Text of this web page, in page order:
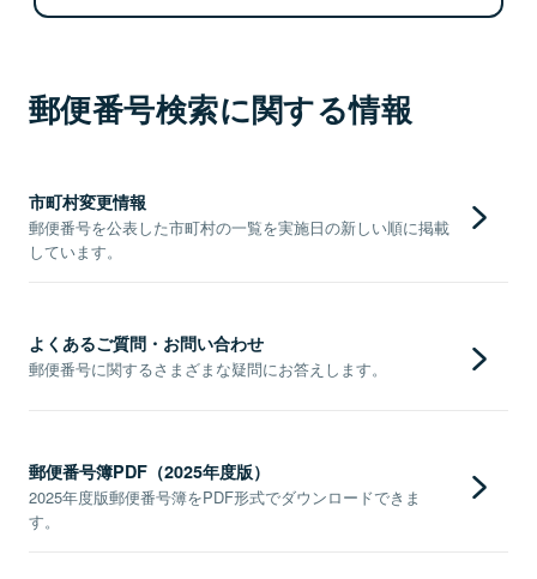
郵便番号検索に関する情報
市町村変更情報
郵便番号を公表した市町村の一覧を実施日の新しい順に掲載
しています。
よくあるご質問・お問い合わせ
郵便番号に関するさまざまな疑問にお答えします。
郵便番号簿PDF（2025年度版）
2025年度版郵便番号簿をPDF形式でダウンロードできま
す。